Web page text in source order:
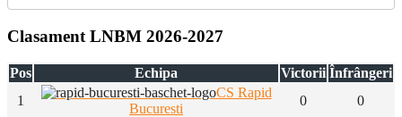
Clasament LNBM 2026-2027
Pos Echipa Victorii Înfrângeri
1
CS Rapid
Bucuresti
0 0